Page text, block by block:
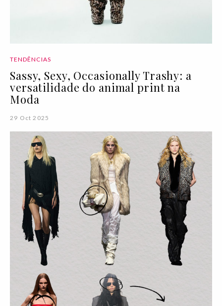
TENDÊNCIAS
Sassy, Sexy, Occasionally Trashy: a
versatilidade do animal print na
Moda
29 Oct 2025